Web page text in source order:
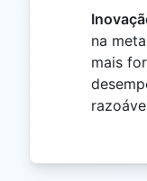
na
mais